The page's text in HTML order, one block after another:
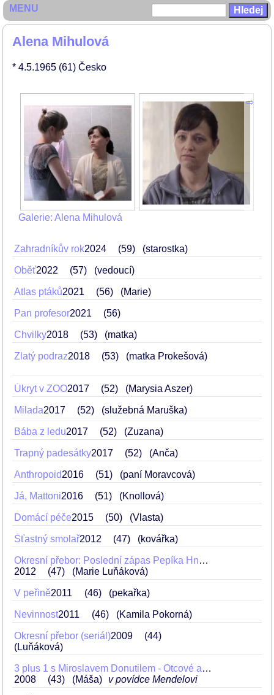
Alena Mihulová
* 4.5.1965 (61) Česko
Galerie: Alena Mihulová
Zahradníkův rok2024 59 (starostka)
Oběť2022 57 (vedoucí)
Atlas ptáků2021 56 (Marie)
Pan profesor2021 56
Chvilky2018 53 (matka)
Zlatý podraz2018 53 (matka Prokešová)
Úkryt v ZOO2017 52 (Marysia Aszer)
Milada2017 52 (služebná Maruška)
Bába z ledu2017 52 (Zuzana)
Trapný padesátky2017 52 (Anča)
Anthropoid2016 51 (paní Moravcová)
Já, Mattoni2016 51 (Knollová)
Domácí péče2015 50 (Vlasta)
Šťastný smolař2012 47 (kovářka)
Okresní přebor: Poslední zápas Pepíka Hnátka
2012
47 (Marie Luňáková)
V peřině2011 46 (pekařka)
Nevinnost2011 46 (Kamila Pokorná)
Okresní přebor (seriál)2009
44
(Luňáková)
3 plus 1 s Miroslavem Donutilem - Otcové a synové (Mendelovi, Tatahotel, Soutchán)
2008
43 (Máša) v povídce Mendelovi
MENU